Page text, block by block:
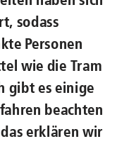
sodass
Personen
wie die Tram
gibt es einige
beachten
erklären wir